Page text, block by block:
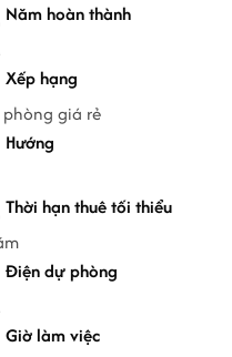
Năm hoàn thành
Xếp hạng
phòng giá rẻ
Hướng
Thời hạn thuê tối thiểu
Điện dự phòng
Giờ làm việc